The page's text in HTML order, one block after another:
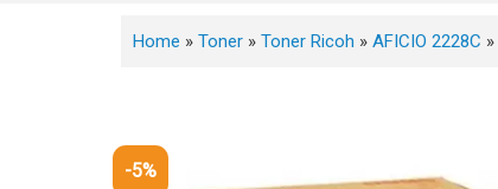
Home » Toner » Toner Ricoh » AFICIO 2228C »
-5%